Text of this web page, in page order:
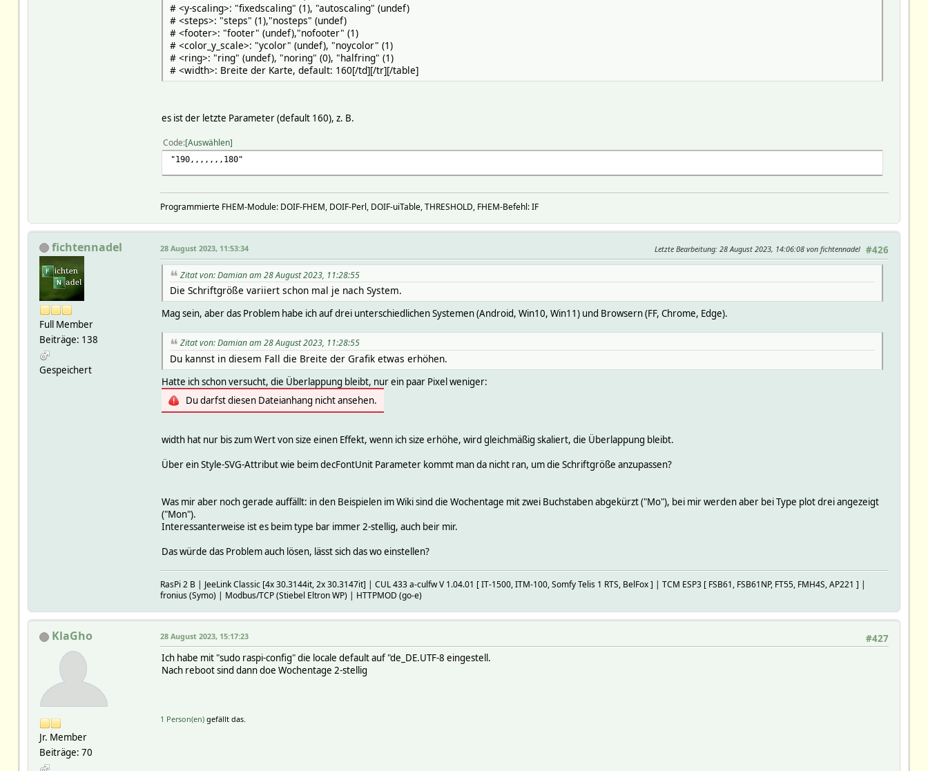
# <y-scaling>: "fixedscaling" (1), "autoscaling" (undef)
# <steps>: "steps" (1),"nosteps" (undef)
# <footer>: "footer" (undef),"nofooter" (1)
# <color_y_scale>: "ycolor" (undef), "noycolor" (1)
# <ring>: "ring" (undef), "noring" (0), "halfring" (1)
# <width>: Breite der Karte, default: 160[/td][/tr][/table]
es ist der letzte Parameter (default 160), z. B.
Code Auswählen
"190,,,,,,,180"
Programmierte FHEM-Module: DOIF-FHEM, DOIF-Perl, DOIF-uiTable, THRESHOLD, FHEM-Befehl: IF
fichtennadel
Full Member
Beiträge: 138
Gespeichert
#426
28 August 2023, 11:53:34 Letzte Bearbeitung: 28 August 2023, 14:06:08 von fichtennadel
Zitat von: Damian am 28 August 2023, 11:28:55
Die Schriftgröße variiert schon mal je nach System.
Mag sein, aber das Problem habe ich auf drei unterschiedlichen Systemen (Android, Win10, Win11) und Browsern (FF, Chrome, Edge).
Zitat von: Damian am 28 August 2023, 11:28:55
Du kannst in diesem Fall die Breite der Grafik etwas erhöhen.
Hatte ich schon versucht, die Überlappung bleibt, nur ein paar Pixel weniger:
Du darfst diesen Dateianhang nicht ansehen.
width hat nur bis zum Wert von size einen Effekt, wenn ich size erhöhe, wird gleichmäßig skaliert, die Überlappung bleibt.
Über ein Style-SVG-Attribut wie beim decFontUnit Parameter kommt man da nicht ran, um die Schriftgröße anzupassen?
Was mir aber noch gerade auffällt: in den Beispielen im Wiki sind die Wochentage mit zwei Buchstaben abgekürzt ("Mo"), bei mir werden aber bei Type plot drei angezeigt
("Mon").
Interessanterweise ist es beim type bar immer 2-stellig, auch beir mir.
Das würde das Problem auch lösen, lässt sich das wo einstellen?
RasPi 2 B | JeeLink Classic [4x 30.3144it, 2x 30.3147it] | CUL 433 a-culfw V 1.04.01 [ IT-1500, ITM-100, Somfy Telis 1 RTS, BelFox ] | TCM ESP3 [ FSB61, FSB61NP, FT55, FMH4S, AP221 ] |
fronius (Symo) | Modbus/TCP (Stiebel Eltron WP) | HTTPMOD (go-e)
KlaGho
Jr. Member
Beiträge: 70
#427
28 August 2023, 15:17:23
Ich habe mit "sudo raspi-config" die locale default auf "de_DE.UTF-8 eingestell.
Nach reboot sind dann doe Wochentage 2-stellig
1 Person(en)gefällt das.